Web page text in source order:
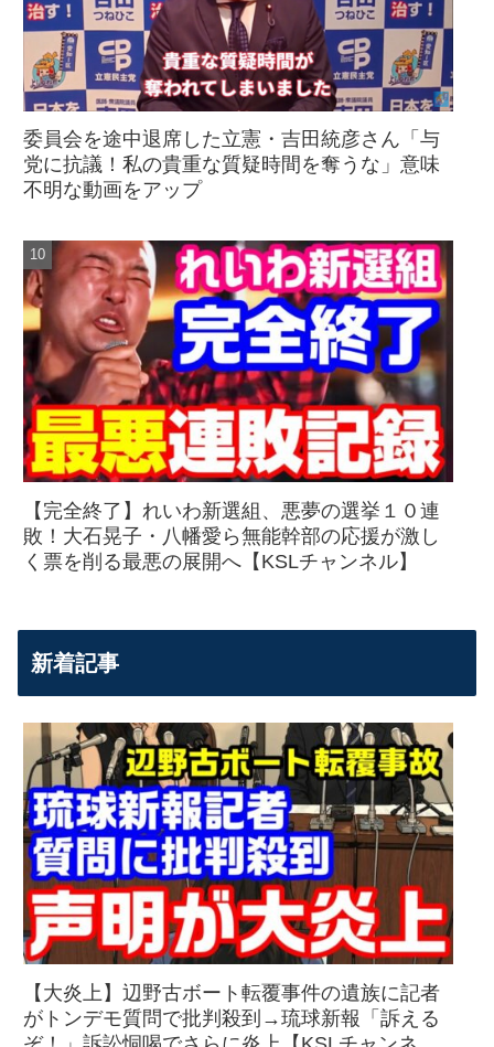
委員会を途中退席した立憲・吉田統彦さん「与
党に抗議！私の貴重な質疑時間を奪うな」意味
不明な動画をアップ
【完全終了】れいわ新選組、悪夢の選挙１０連
敗！大石晃子・八幡愛ら無能幹部の応援が激し
く票を削る最悪の展開へ【KSLチャンネル】
新着記事
【大炎上】辺野古ボート転覆事件の遺族に記者
がトンデモ質問で批判殺到→琉球新報「訴える